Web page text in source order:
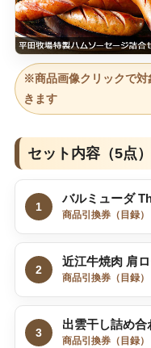
※商品画像クリックで対
きます
セット内容（5点）
1
バルミューダ
商品引換券（目録
2
近江牛焼肉 肩
商品引換券（目録
3
出雲干し詰め合
商品引換券（目録